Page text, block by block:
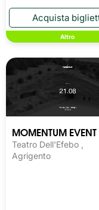
Altro
MOMENTUM EVENT
Teatro Dell'Efebo ,
Agrigento